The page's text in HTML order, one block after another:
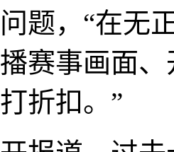
题，“在无
赛事画面
折扣。”